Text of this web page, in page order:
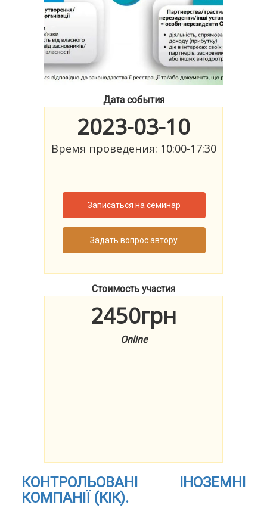
Дата события
2023-03-10
Время проведения: 10:00-17:30
Записаться на семинар
Задать вопрос автору
Стоимость участия
2450грн
Online
КОНТРОЛЬОВАНІ ІНОЗЕМНІ
КОМПАНІЇ (КІК).